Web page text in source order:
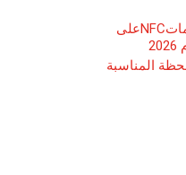
كاسبرسكي تكشف عن ارتفاع هجماتNFCعلى